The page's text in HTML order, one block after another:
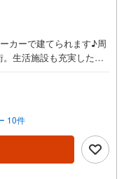
カーで建てられます♪周
生活施設も充実した暮
ト広告に載っていない物
ちろん廿日市から呉・
!!「実際に自分自身が
告では分かり難い物件
ます。お気軽にお問い合
ンライン案内も可能で
10件